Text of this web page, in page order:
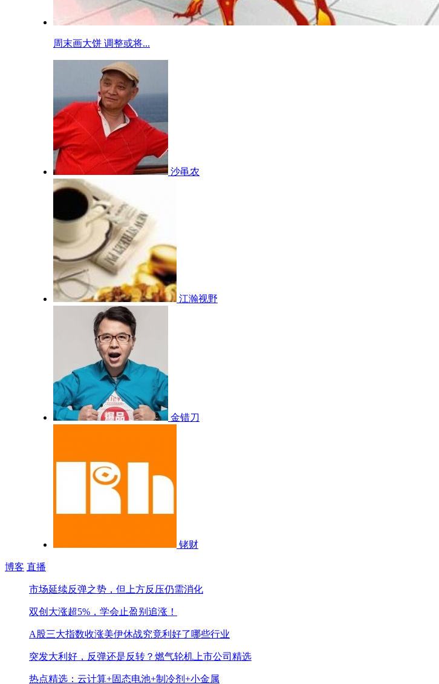
周末画大饼 调整或将...
沙黾农
江瀚视野
金错刀
铑财
博客 直播
市场延续反弹之势，但上方反压仍需消化
双创大涨超5%，学会止盈别追涨！
A股三大指数收涨美伊休战究竟利好了哪些行业
突发大利好，反弹还是反转？ 燃气轮机上市公司精选
热点精选：云计算+固态电池+制冷剂+小金属